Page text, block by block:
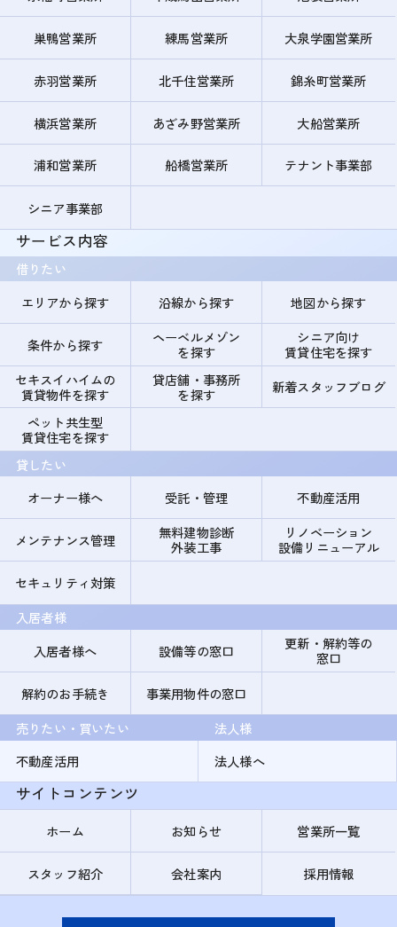
巣鴨営業所 練馬営業所 大泉学園営業所
赤羽営業所 北千住営業所 錦糸町営業所
横浜営業所 あざみ野営業所 大船営業所
浦和営業所 船橋営業所 テナント事業部
シニア事業部
サービス内容
借りたい
エリアから探す
沿線から探す 地図から探す
条件から探す
ヘーベルメゾン
を探す
シニア向け
賃貸住宅を探す
セキスイハイムの
賃貸物件を探す
貸店舗・事務所
を探す
新着スタッフブログ
ペット共生型
賃貸住宅を探す
貸したい
オーナー様へ
受託・管理 不動産活用
メンテナンス管理
無料建物診断
外装工事
リノベーション
設備リニューアル
セキュリティ対策
入居者様
入居者様へ
設備等の窓口
更新・解約等の
窓口
解約のお手続き
事業用物件の窓口
売りたい・買いたい
不動産活用
法人様
法人様へ
サイトコンテンツ
ホーム お知らせ 営業所一覧
スタッフ紹介 会社案内 採用情報